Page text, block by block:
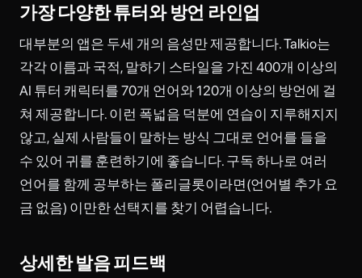
가장 다양한 튜터와 방언 라인업
대부분의 앱은 두세 개의 음성만 제공합니다. Talkio는
각각 이름과 국적, 말하기 스타일을 가진 400개 이상의
AI 튜터 캐릭터를 70개 언어와 120개 이상의 방언에 걸
쳐 제공합니다. 이런 폭넓음 덕분에 연습이 지루해지지
않고, 실제 사람들이 말하는 방식 그대로 언어를 들을
수 있어 귀를 훈련하기에 좋습니다. 구독 하나로 여러
언어를 함께 공부하는 폴리글롯이라면(언어별 추가 요
금 없음) 이만한 선택지를 찾기 어렵습니다.
상세한 발음 피드백